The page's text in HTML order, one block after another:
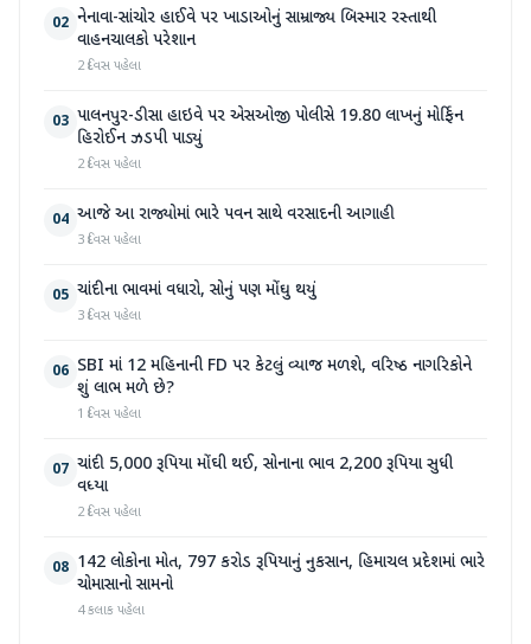
02 નેનાવા-સાંચોર હાઈવે પર ખાડાઓનું સામ્રાજ્ય બિસ્માર રસ્તાથી
વાહનચાલકો પરેશાન
2 દિવસ પહેલા
03 પાલનપુર-ડીસા હાઇવે પર એસઓજી પોલીસે 19.80 લાખનું મોર્ફિન
હિરોઈન ઝડપી પાડ્યું
2 દિવસ પહેલા
04 આજે આ રાજ્યોમાં ભારે પવન સાથે વરસાદની આગાહી
3 દિવસ પહેલા
05 ચાંદીના ભાવમાં વધારો, સોનું પણ મોંઘુ થયું
3 દિવસ પહેલા
06 SBI માં 12 મહિનાની FD પર કેટલું વ્યાજ મળશે, વરિષ્ઠ નાગરિકોને
શું લાભ મળે છે?
1 દિવસ પહેલા
07 ચાંદી 5,000 રૂપિયા મોંઘી થઈ, સોનાના ભાવ 2,200 રૂપિયા સુધી
વધ્યા
2 દિવસ પહેલા
08 142 લોકોના મોત, 797 કરોડ રૂપિયાનું નુકસાન, હિમાચલ પ્રદેશમાં ભારે
ચોમાસાનો સામનો
4 કલાક પહેલા